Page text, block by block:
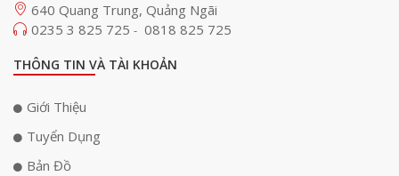
640 Quang Trung, Quảng Ngãi
0235 3 825 725 - 0818 825 725
THÔNG TIN VÀ TÀI KHOẢN
Giới Thiệu
Tuyển Dụng
Bản Đồ